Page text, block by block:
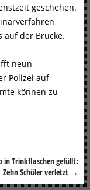
geschehen.
auf der Brücke.
neun
Polizei auf
können zu
in Trinkflaschen gefüllt:
Zehn Schüler verletzt →